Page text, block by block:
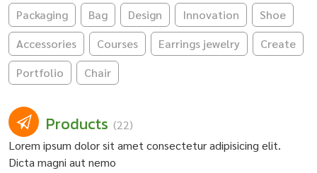
Packaging Bag Design Innovation
Shoe
Accessories
Courses Earrings jewelry
Create
Portfolio
Chair
Products (22)
Lorem ipsum dolor sit amet consectetur adipisicing elit.
Dicta magni aut nemo